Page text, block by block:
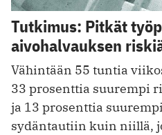
Tutkimus: Pitkät
aivohalvauksen
Vähintään 55 tuntia
33 prosenttia suurempi
ja 13 prosenttia
sydäntautiin kuin niillä,